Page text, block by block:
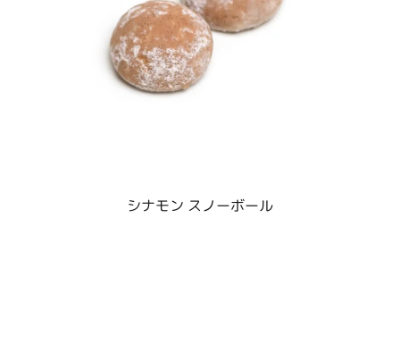
シナモン スノーボール